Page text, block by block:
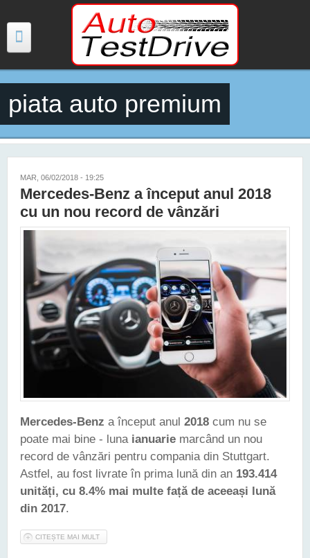
Mergi la conţinutul principal
TESTE
ŞTIRI
VIDEO
PREȚURI MODELE NOI
MAȘINI ELECTRICE ȘI HIBRID
CONTACT
piata auto premium
MAR, 06/02/2018 - 19:25
Mercedes-Benz a început anul 2018
cu un nou record de vânzări
Mercedes-Benz a început anul 2018 cum nu se
poate mai bine - luna ianuarie marcând un nou
record de vânzări pentru compania din Stuttgart.
Astfel, au fost livrate în prima lună din an 193.414
unități, cu 8.4% mai multe față de aceeași lună
din 2017.
CITEȘTE MAI MULT